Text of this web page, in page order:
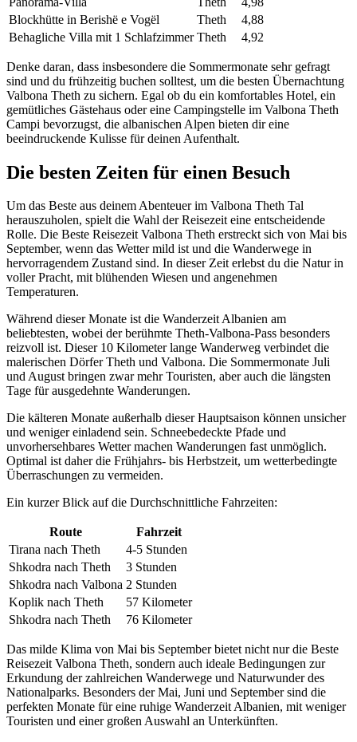
Blockhütte in Berishë e Vogël
Theth
4,88
Behagliche Villa mit 1 Schlafzimmer Theth 4,92
Denke daran, dass insbesondere die Sommermonate sehr gefragt
sind und du frühzeitig buchen solltest, um die besten Übernachtung
Valbona Theth zu sichern. Egal ob du ein komfortables Hotel, ein
gemütliches Gästehaus oder eine Campingstelle im Valbona Theth
Campi bevorzugst, die albanischen Alpen bieten dir eine
beeindruckende Kulisse für deinen Aufenthalt.
Die besten Zeiten für einen Besuch
Um das Beste aus deinem Abenteuer im Valbona Theth Tal
herauszuholen, spielt die Wahl der Reisezeit eine entscheidende
Rolle. Die Beste Reisezeit Valbona Theth erstreckt sich von Mai bis
September, wenn das Wetter mild ist und die Wanderwege in
hervorragendem Zustand sind. In dieser Zeit erlebst du die Natur in
voller Pracht, mit blühenden Wiesen und angenehmen
Temperaturen.
Während dieser Monate ist die Wanderzeit Albanien am
beliebtesten, wobei der berühmte Theth-Valbona-Pass besonders
reizvoll ist. Dieser 10 Kilometer lange Wanderweg verbindet die
malerischen Dörfer Theth und Valbona. Die Sommermonate Juli
und August bringen zwar mehr Touristen, aber auch die längsten
Tage für ausgedehnte Wanderungen.
Die kälteren Monate außerhalb dieser Hauptsaison können unsicher
und weniger einladend sein. Schneebedeckte Pfade und
unvorhersehbares Wetter machen Wanderungen fast unmöglich.
Optimal ist daher die Frühjahrs- bis Herbstzeit, um wetterbedingte
Überraschungen zu vermeiden.
Ein kurzer Blick auf die Durchschnittliche Fahrzeiten:
Route
Fahrzeit
Tirana nach Theth
4-5 Stunden
Shkodra nach Theth
3 Stunden
Shkodra nach Valbona 2 Stunden
Koplik nach Theth
57 Kilometer
Shkodra nach Theth
76 Kilometer
Das milde Klima von Mai bis September bietet nicht nur die Beste
Reisezeit Valbona Theth, sondern auch ideale Bedingungen zur
Erkundung der zahlreichen Wanderwege und Naturwunder des
Nationalparks. Besonders der Mai, Juni und September sind die
perfekten Monate für eine ruhige Wanderzeit Albanien, mit weniger
Touristen und einer großen Auswahl an Unterkünften.